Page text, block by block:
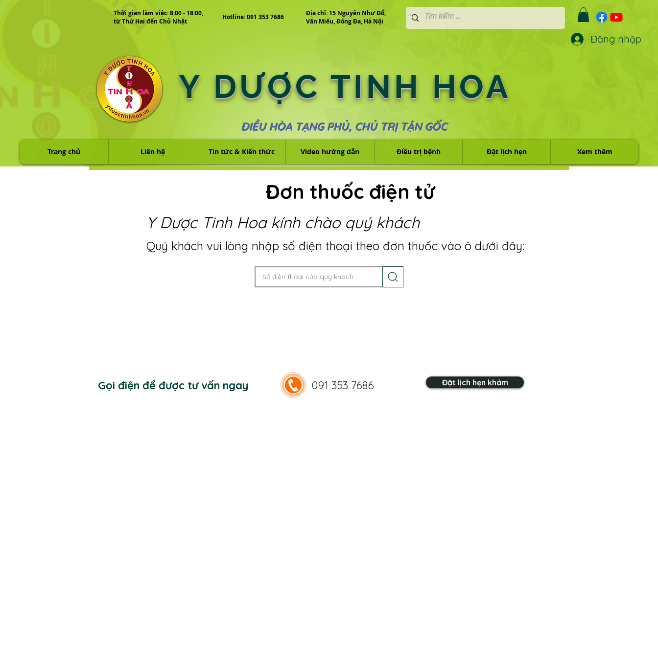
Đăng nhập
Thời gian làm việc: 8:00 - 18:00,
từ Thứ Hai đến Chủ Nhật
Hotline: 091 353 7686
Địa chỉ: 15 Nguyễn Như Đổ,
Văn Miếu, Đống Đa, Hà Nội
Y DƯỢC TINH HOA
ĐIỀU HÒA TẠNG PHỦ, CHỦ TRỊ TẬN GỐC
Trang chủ Liên hệ Tin tức & Kiến thức Video hướng dẫn Điều trị bệnh Đặt lịch hẹn Xem thêm
Đơn thuốc điện tử
Y Dược Tinh Hoa kính chào quý khách
Quý khách vui lòng nhập số điện thoại theo đơn thuốc vào ô dưới đây:
Gọi điện để được tư vấn ngay 091 353 7686 Đặt lịch hẹn khám